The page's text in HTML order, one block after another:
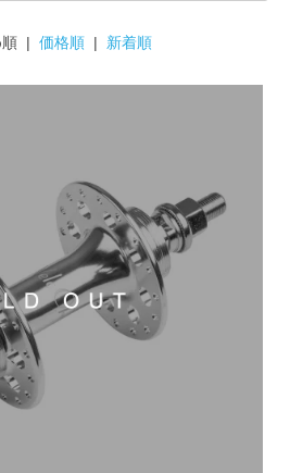
順 | 価格順 | 新着順